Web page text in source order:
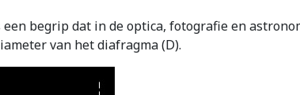
begrip dat in de optica, fotografie en
van het diafragma (D).